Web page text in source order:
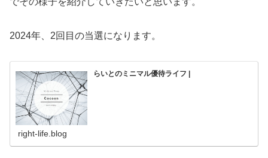
2024年、2回目の当選になります。
らいとのミニマル優待ライフ |
right-life.blog